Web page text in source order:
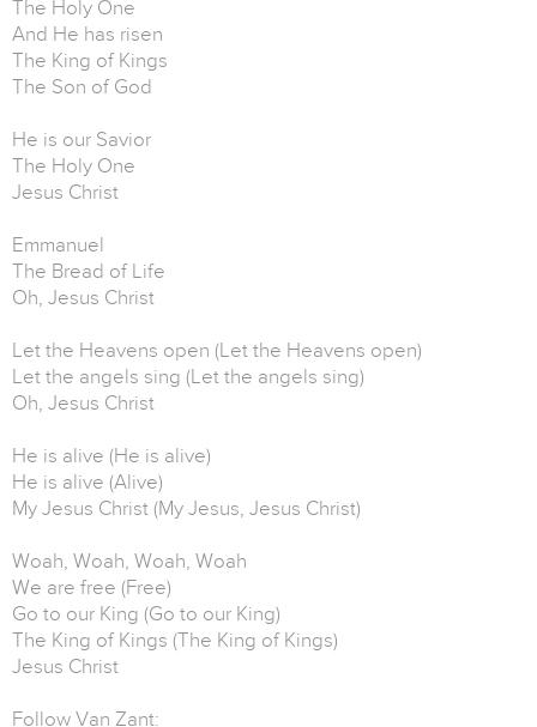
The Holy One
And He has risen
The King of Kings
The Son of God
He is our Savior
The Holy One
Jesus Christ
Emmanuel
The Bread of Life
Oh, Jesus Christ
Let the Heavens open (Let the Heavens open)
Let the angels sing (Let the angels sing)
Oh, Jesus Christ
He is alive (He is alive)
He is alive (Alive)
My Jesus Christ (My Jesus, Jesus Christ)
Woah, Woah, Woah, Woah
We are free (Free)
Go to our King (Go to our King)
The King of Kings (The King of Kings)
Jesus Christ
Follow Van Zant: